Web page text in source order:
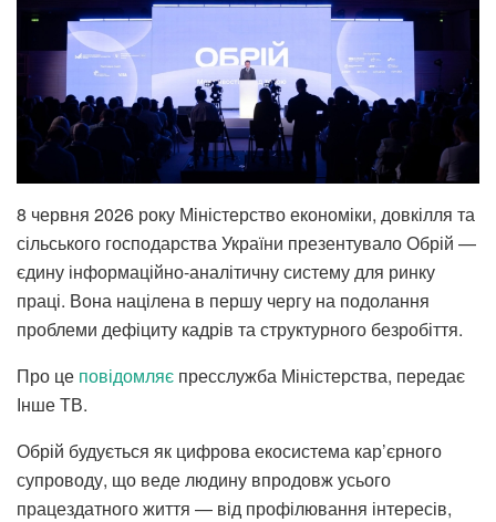
8 червня 2026 року Міністерство економіки, довкілля та
сільського господарства України презентувало Обрій —
єдину інформаційно-аналітичну систему для ринку
праці. Вона націлена в першу чергу на подолання
проблеми дефіциту кадрів та структурного безробіття.
Про це повідомляє пресслужба Міністерства, передає
Інше ТВ.
Обрій будується як цифрова екосистема кар’єрного
супроводу, що веде людину впродовж усього
працездатного життя — від профілювання інтересів,